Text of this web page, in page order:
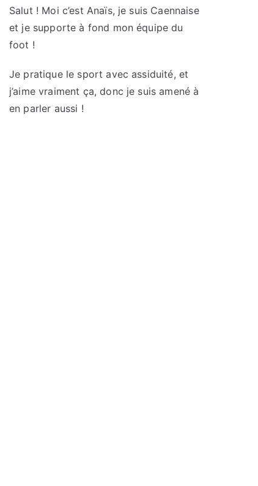
Salut ! Moi c’est Anaïs, je suis Caennaise
et je supporte à fond mon équipe du
foot !
Je pratique le sport avec assiduité, et
j’aime vraiment ça, donc je suis amené à
en parler aussi !